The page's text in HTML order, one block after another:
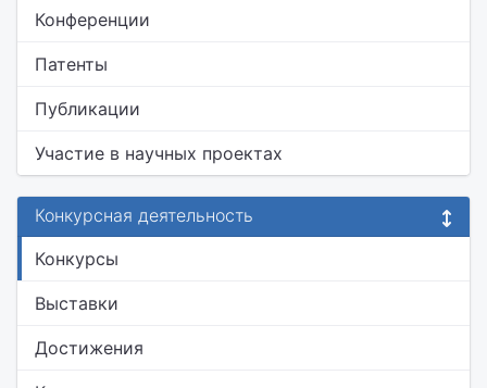
Конференции
Патенты
Публикации
Участие в научных проектах
Конкурсная деятельность
Конкурсы
Выставки
Достижения